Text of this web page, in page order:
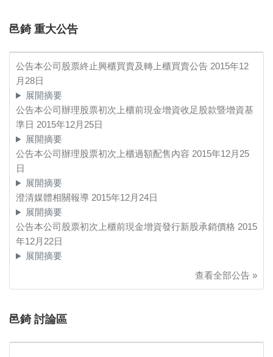
邑錡 重大公告
公告本公司股票終止興櫃買賣及轉上櫃買賣公告 2015年12
月28日
展開摘要
公告本公司辦理股票初次上櫃前現金增資收足股款暨增資基
準日 2015年12月25日
展開摘要
公告本公司辦理股票初次上櫃過額配售內容 2015年12月25
日
展開摘要
澄清媒體相關報導 2015年12月24日
展開摘要
公告本公司股票初次上櫃前現金增資發行新股承銷價格 2015
年12月22日
展開摘要
查看全部公告 »
邑錡 討論區